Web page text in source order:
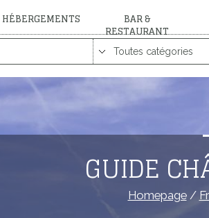
HÉBERGEMENTS BAR &
RESTAURANT
GUIDE
Homepage/